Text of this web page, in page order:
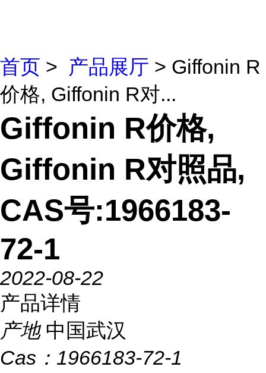
首页 > 产品展厅 > Giffonin R
价格, Giffonin R对...
Giffonin R价格,
Giffonin R对照品,
CAS号:1966183-
72-1
2022-08-22
产品详情
产地 中国武汉
Cas： 1966183-72-1